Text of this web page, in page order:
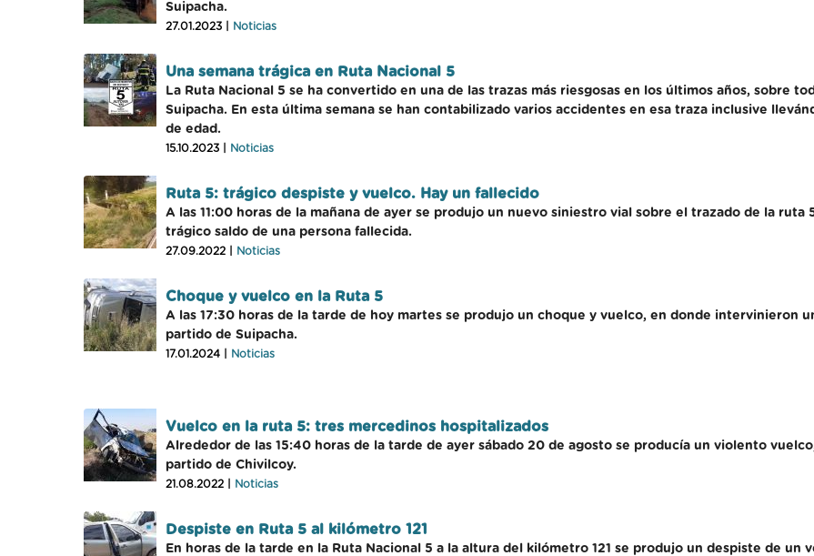
Suipacha.
27.01.2023 | Noticias
Una semana trágica en Ruta Nacional 5
La Ruta Nacional 5 se ha convertido en una de las trazas más riesgosas en los últimos años, sobre
Suipacha. En esta última semana se han contabilizado varios accidentes en esa traza inclusive
de edad.
15.10.2023 | Noticias
Ruta 5: trágico despiste y vuelco. Hay un fallecido
A las 11:00 horas de la mañana de ayer se produjo un nuevo siniestro vial sobre el trazado de la
trágico saldo de una persona fallecida.
27.09.2022 | Noticias
Choque y vuelco en la Ruta 5
A las 17:30 horas de la tarde de hoy martes se produjo un choque y vuelco, en donde intervinieron
partido de Suipacha.
17.01.2024 | Noticias
Vuelco en la ruta 5: tres mercedinos hospitalizados
Alrededor de las 15:40 horas de la tarde de ayer sábado 20 de agosto se producía un violento
partido de Chivilcoy.
21.08.2022 | Noticias
Despiste en Ruta 5 al kilómetro 121
En horas de la tarde en la Ruta Nacional 5 a la altura del kilómetro 121 se produjo un despiste de un